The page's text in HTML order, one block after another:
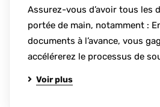
Assurez-vous d’avoir tous les
portée de main, notamment :
documents à l’avance, vous
accélérerez le processus de
Voir plus